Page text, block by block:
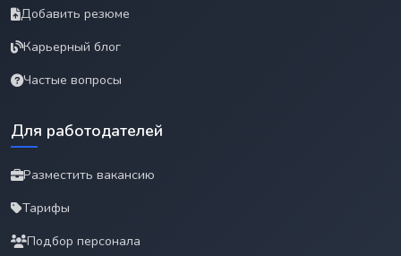
Добавить резюме
Карьерный блог
Частые вопросы
Для работодателей
Разместить вакансию
Тарифы
Подбор персонала